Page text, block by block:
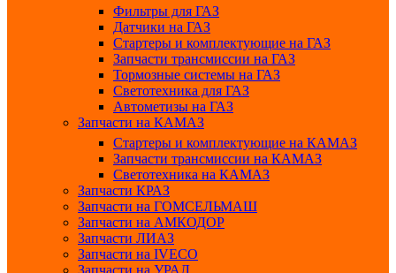
Фильтры для ГАЗ
Датчики на ГАЗ
Стартеры и комплектующие на ГАЗ
Запчасти трансмиссии на ГАЗ
Тормозные системы на ГАЗ
Светотехника для ГАЗ
Автометизы на ГАЗ
Запчасти на КАМАЗ
Стартеры и комплектующие на КАМАЗ
Запчасти трансмиссии на КАМАЗ
Светотехника на КАМАЗ
Запчасти КРАЗ
Запчасти на ГОМСЕЛЬМАШ
Запчасти на АМКОДОР
Запчасти ЛИАЗ
Запчасти на IVECO